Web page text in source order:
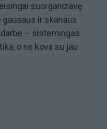
suorganizavę
ir skanaus
– sistemingas
o ne kova su jau